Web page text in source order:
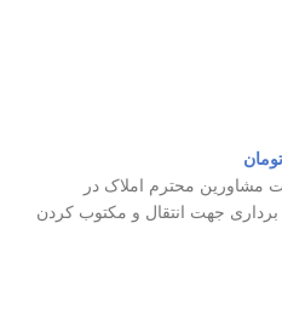
تومان
مشاورین محترم املاک در
جهت انتقال و مکتوب کردن